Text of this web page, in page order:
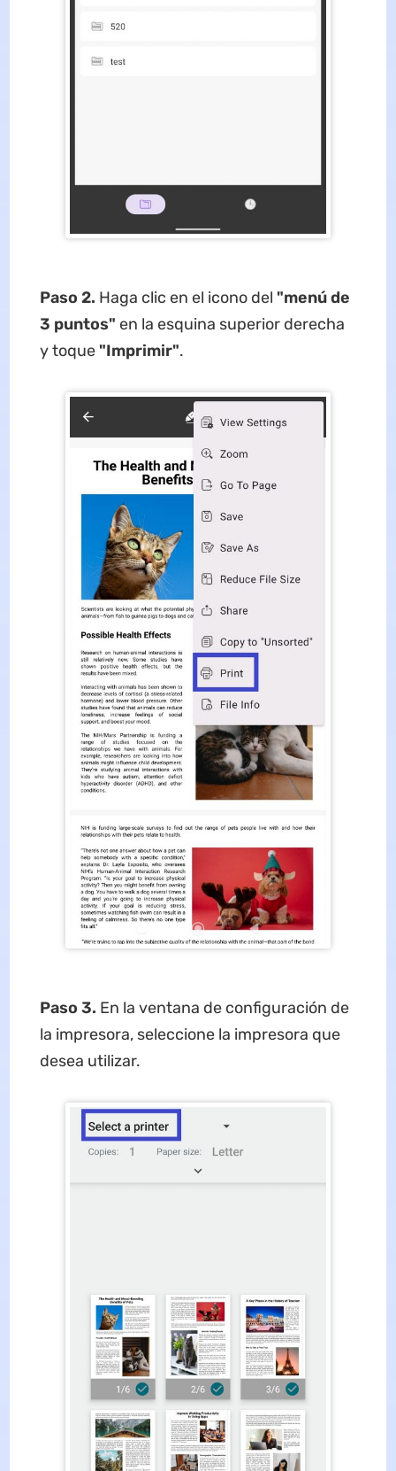
Paso 2. Haga clic en el icono del "menú de
3 puntos" en la esquina superior derecha
y toque "Imprimir".
Paso 3. En la ventana de configuración de
la impresora, seleccione la impresora que
desea utilizar.